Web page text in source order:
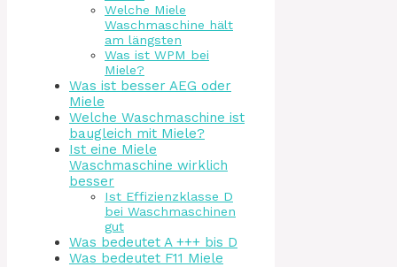
Welche Miele
Waschmaschine hält
am längsten
Was ist WPM bei
Miele?
Was ist besser AEG oder
Miele
Welche Waschmaschine ist
baugleich mit Miele?
Ist eine Miele
Waschmaschine wirklich
besser
Ist Effizienzklasse D
bei Waschmaschinen
gut
Was bedeutet A +++ bis D
Was bedeutet F11 Miele